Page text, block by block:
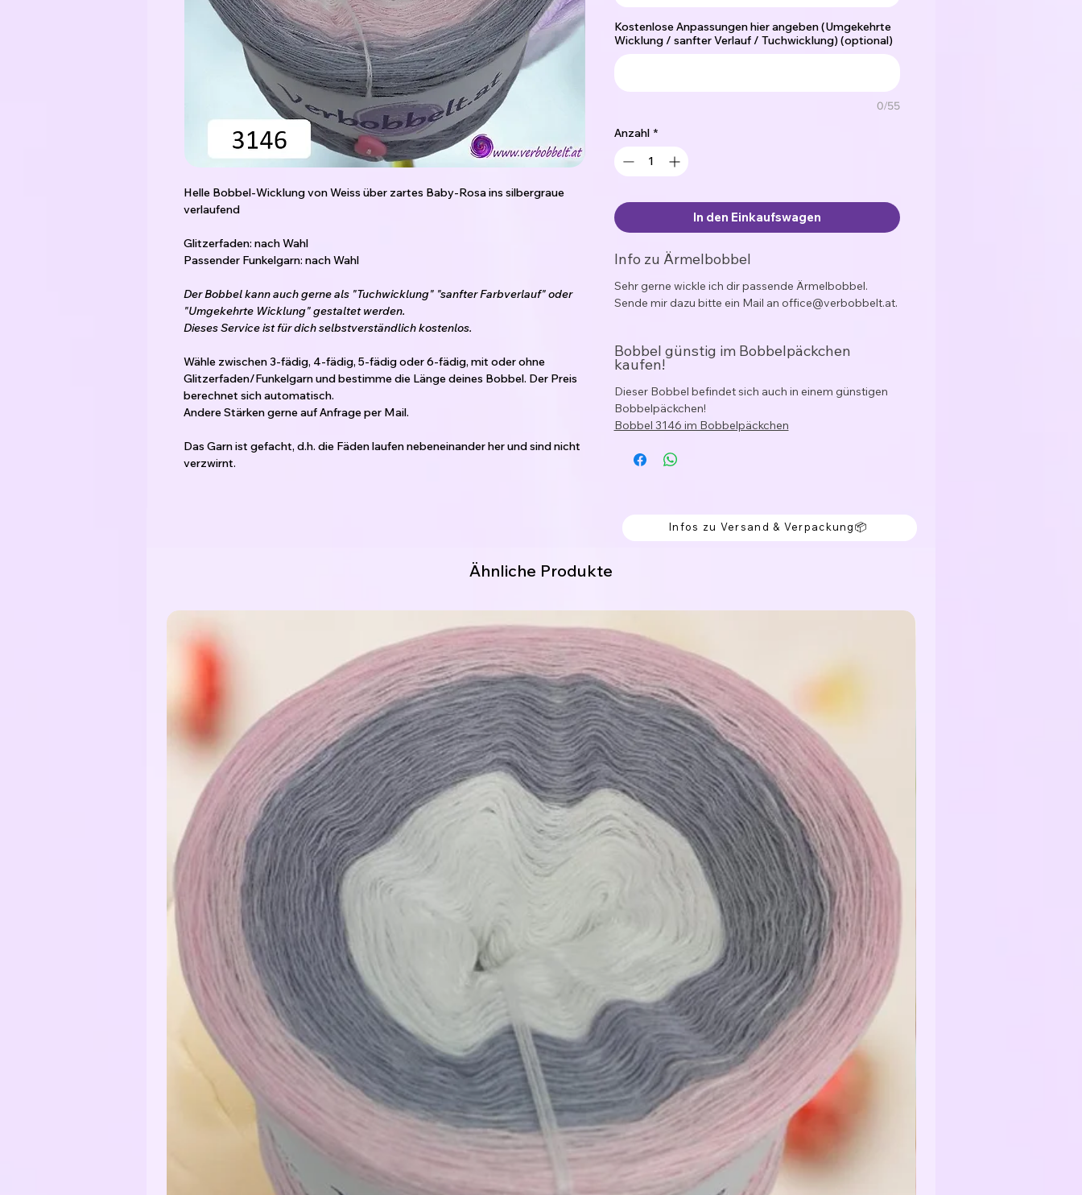
Helle Bobbel-Wicklung von Weiss über zartes Baby-Rosa ins silbergraue
verlaufend
Glitzerfaden: nach Wahl
Passender Funkelgarn: nach Wahl
Der Bobbel kann auch gerne als "Tuchwicklung" "sanfter Farbverlauf" oder
"Umgekehrte Wicklung" gestaltet werden.
Dieses Service ist für dich selbstverständlich kostenlos.
Wähle zwischen 3-fädig, 4-fädig, 5-fädig oder 6-fädig, mit oder ohne
Glitzerfaden/Funkelgarn und bestimme die Länge deines Bobbel. Der Preis
berechnet sich automatisch.
Andere Stärken gerne auf Anfrage per Mail.
Das Garn ist gefacht, d.h. die Fäden laufen nebeneinander her und sind nicht
verzwirnt.
6-fädig: Nadelstärke 5,5 - 6,5
Je nachdem wie locker das Handwerk werden soll.
Bobbelgarn: 50% Baumwolle / 50% Polyacryl
Glitzerfaden: 62% Polyester / 38% Polyamid
Funkelgarn: 43% Baumwolle / 43% Acrylic / 9% Polyester / 5% Polyamid
Kostenlose Anpassungen hier angeben (Umgekehrte
Wicklung / sanfter Verlauf / Tuchwicklung) (optional)
0/55
Anzahl *
In den Einkaufswagen
Info zu Ärmelbobbel
Sehr gerne wickle ich dir passende Ärmelbobbel.
Sende mir dazu bitte ein Mail an office@verbobbelt.at.
Bobbel günstig im Bobbelpäckchen
kaufen!
Dieser Bobbel befindet sich auch in einem günstigen
Bobbelpäckchen!
Bobbel 3146 im Bobbelpäckchen
Infos zu Versand & Verpackung📦
Ähnliche Produkte